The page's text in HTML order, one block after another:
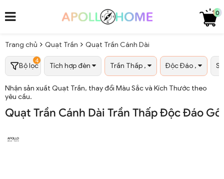
0
Trang chủ Quạt Trần Quạt Trần Cánh Dài
Bộ lọc
4
Tích hợp đèn Trần Thấp , Độc Đáo ,
Nhận sản xuất Quạt Trần, thay đổi Màu Sắc và Kích Thước theo
yêu cầu.
Quạt Trần Cánh Dài Trần Thấp Độc Đáo